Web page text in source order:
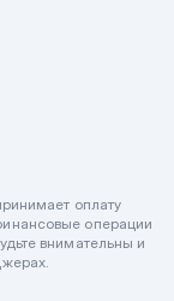
оплату
операции
внимательны и